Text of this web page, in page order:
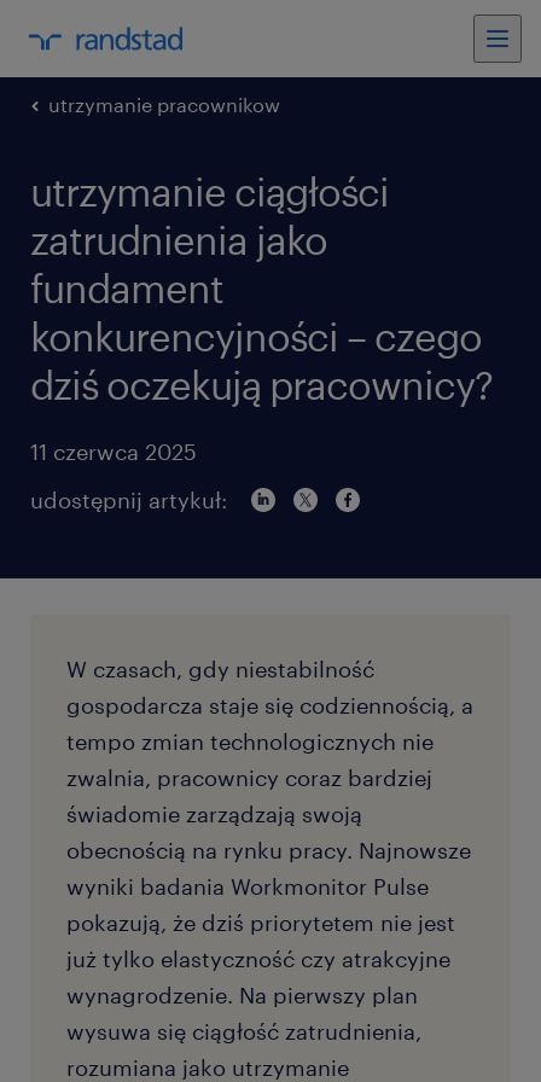
utrzymanie pracownikow
utrzymanie ciągłości
zatrudnienia jako
fundament
konkurencyjności – czego
dziś oczekują pracownicy?
11 czerwca 2025
udostępnij artykuł:
W czasach, gdy niestabilność
gospodarcza staje się codziennością, a
tempo zmian technologicznych nie
zwalnia, pracownicy coraz bardziej
świadomie zarządzają swoją
obecnością na rynku pracy. Najnowsze
wyniki badania Workmonitor Pulse
pokazują, że dziś priorytetem nie jest
już tylko elastyczność czy atrakcyjne
wynagrodzenie. Na pierwszy plan
wysuwa się ciągłość zatrudnienia,
rozumiana jako utrzymanie